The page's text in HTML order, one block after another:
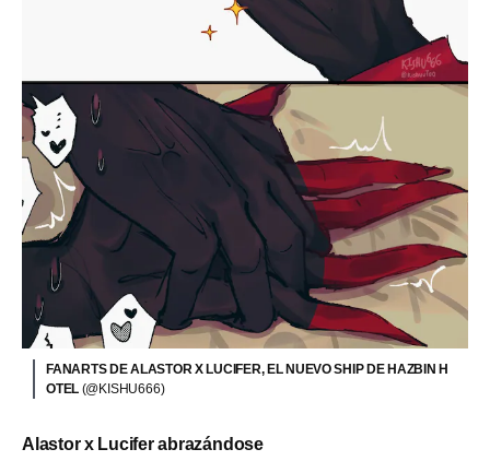
FANARTS DE ALASTOR X LUCIFER, EL NUEVO SHIP DE HAZBIN H
OTEL (@KISHU666)
Alastor x Lucifer abrazándose